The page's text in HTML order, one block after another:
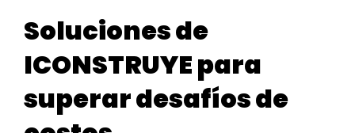
Soluciones de
ICONSTRUYE para
superar desafíos de